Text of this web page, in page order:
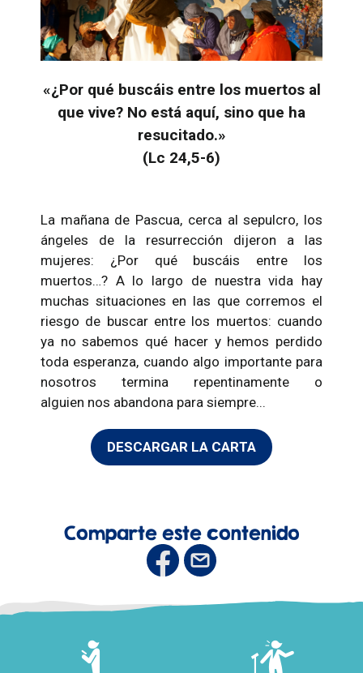
«¿Por qué buscáis entre los muertos al
que vive? No está aquí, sino que ha
resucitado.»
(Lc 24,5-6)
La mañana de Pascua, cerca al sepulcro, los
ángeles de la resurrección dijeron a las
mujeres: ¿Por qué buscáis entre los
muertos…? A lo largo de nuestra vida hay
muchas situaciones en las que corremos el
riesgo de buscar entre los muertos: cuando
ya no sabemos qué hacer y hemos perdido
toda esperanza, cuando algo importante para
nosotros termina repentinamente o
alguien nos abandona para siempre...
DESCARGAR LA CARTA
Comparte este contenido